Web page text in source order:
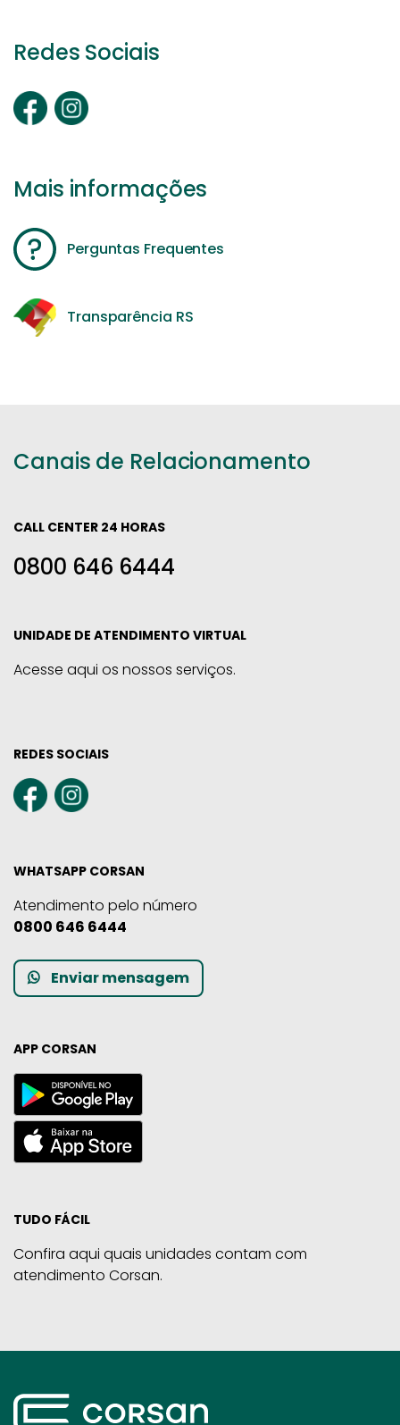
Redes Sociais
Mais informações
Perguntas Frequentes
Transparência RS
Canais de Relacionamento
CALL CENTER 24 HORAS
0800 646 6444
UNIDADE DE ATENDIMENTO VIRTUAL
Acesse aqui os nossos serviços.
REDES SOCIAIS
WHATSAPP CORSAN
Atendimento pelo número
0800 646 6444
Enviar mensagem
APP CORSAN
TUDO FÁCIL
Confira aqui quais unidades contam com
atendimento Corsan.